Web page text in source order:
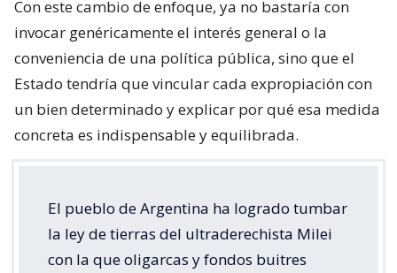
Con este cambio de enfoque, ya no bastaría con
invocar genéricamente el interés general o la
conveniencia de una política pública, sino que el
Estado tendría que vincular cada expropiación con
un bien determinado y explicar por qué esa medida
concreta es indispensable y equilibrada.
El pueblo de Argentina ha logrado tumbar
la ley de tierras del ultraderechista Milei
con la que oligarcas y fondos buitres